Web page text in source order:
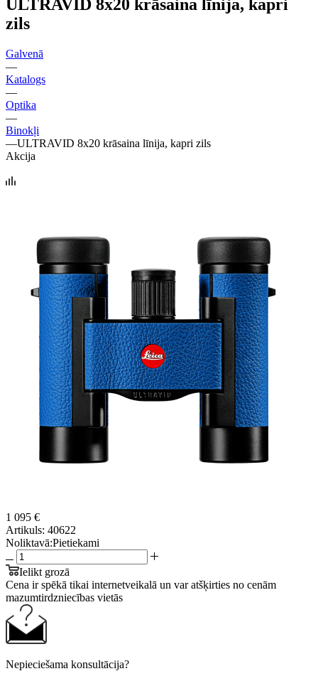
ULTRAVID 8x20 krāsaina līnija, kapri
zils
Galvenā
—
Katalogs
—
Optika
—
Binokļi
—ULTRAVID 8x20 krāsaina līnija, kapri zils
Akcija
1 095 €
Artikuls: 40622
Noliktavā:Pietiekami
Ielikt grozā
Cena ir spēkā tikai internetveikalā un var atšķirties no cenām
mazumtirdzniecības vietās
Nepieciešama konsultācija?